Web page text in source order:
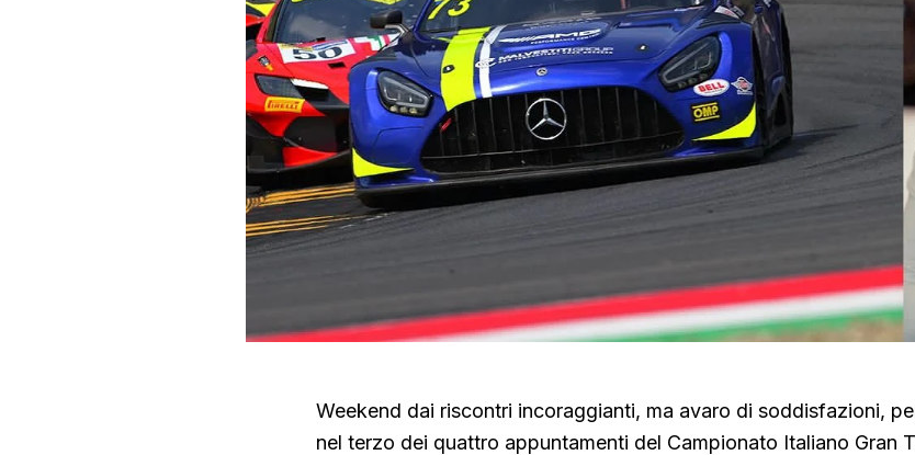
Weekend dai riscontri incoraggianti, ma avaro di soddisfazioni,
nel terzo dei quattro appuntamenti del Campionato Italiano Gran